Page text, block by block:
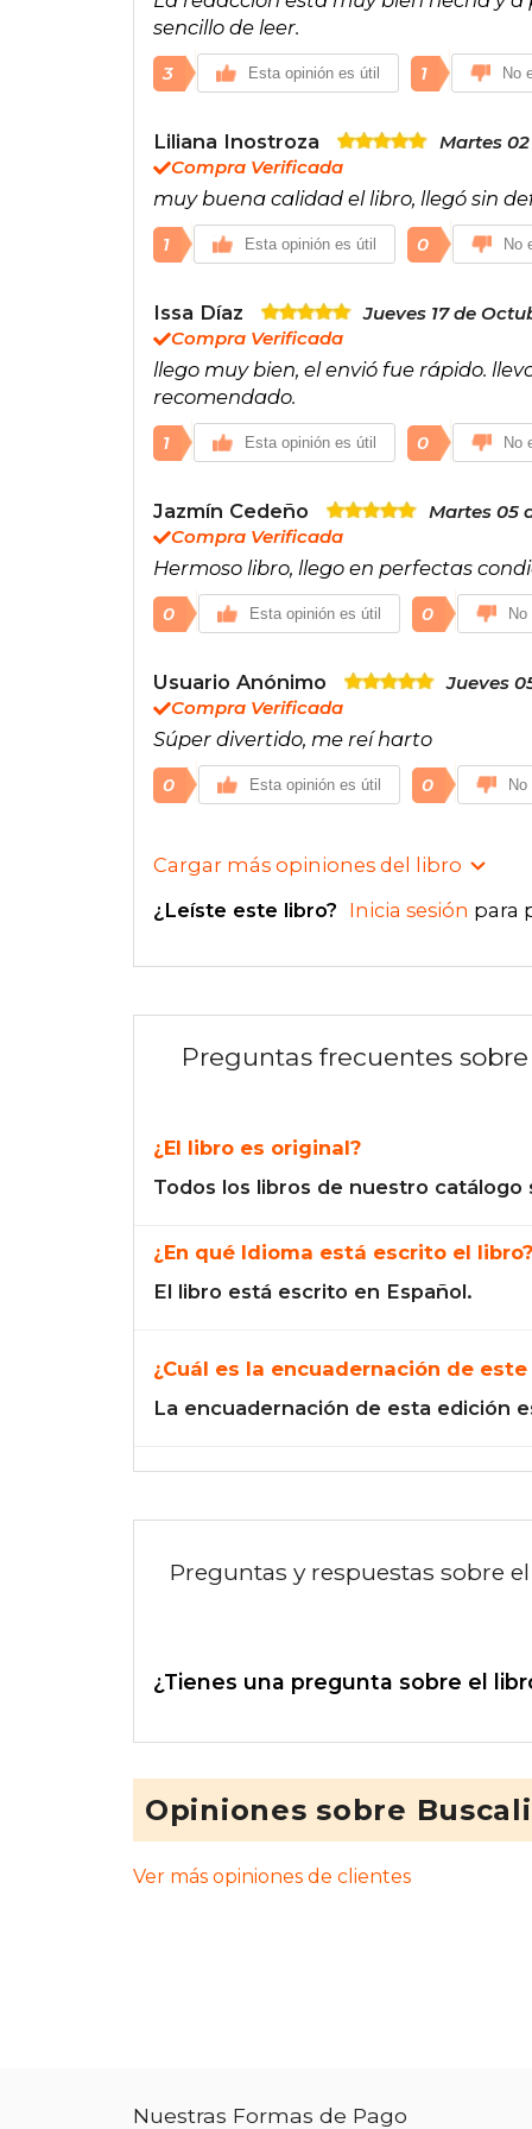
sencillo de leer.
3 Esta opinión es útil 1 No
Liliana Inostroza
Martes
Compra Verificada
muy buena calidad el libro, llegó sin
1 Esta opinión es útil 0 No
Issa Díaz
Jueves 17 de
Compra Verificada
llego muy bien, el envió fue rápido.
recomendado.
1 Esta opinión es útil 0 No
Jazmín Cedeño
Martes 05
Compra Verificada
Hermoso libro, llego en perfectas
0 Esta opinión es útil 0
Usuario Anónimo
Jueves
Compra Verificada
Súper divertido, me reí harto
0 Esta opinión es útil 0
Cargar más opiniones del libro
¿Leíste este libro? Inicia sesión para
Preguntas frecuentes
¿El libro es original?
Todos los libros de nuestro catálogo
¿En qué Idioma está escrito el libro?
El libro está escrito en Español.
¿Cuál es la encuadernación de este
La encuadernación de esta edición
Preguntas y respuestas sobre
¿Tienes una pregunta sobre el
Opiniones sobre
Ver más opiniones de clientes
Nuestras Formas de Pago